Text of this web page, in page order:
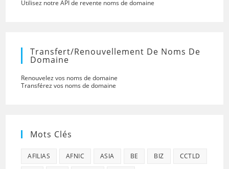
Utilisez notre API de revente noms de domaine
Transfert/renouvellement De Noms De
Domaine
Renouvelez vos noms de domaine
Transférez vos noms de domaine
Mots Clés
AFILIAS AFNIC ASIA BE BIZ CCTLD